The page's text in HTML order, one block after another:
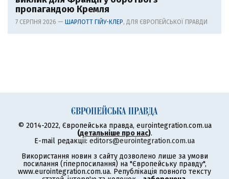
пропагандою Кремля
7 СЕРПНЯ 2026 — ШАРЛОТТ ГІЙУ-КЛЕР, ДЛЯ ЄВРОПЕЙСЬКОЇ ПРАВДИ
© 2014-2022, Європейська правда, eurointegration.com.ua
(детальніше про нас).
E-mail редакції: editors@eurointegration.com.ua
Використання новин з сайту дозволено лише за умови
посилання (гіперпосилання) на "Європейську правду",
www.eurointegration.com.ua. Републікація повного тексту